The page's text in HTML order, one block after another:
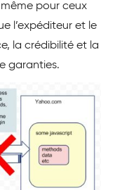
pour ceux
l’expéditeur et le
la crédibilité et la
garanties.